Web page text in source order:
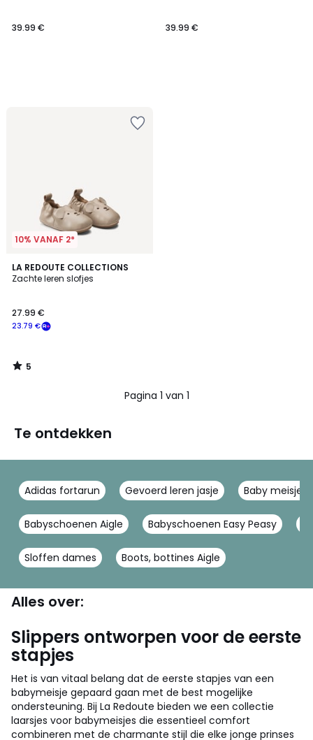
39.99 € 39.99 €
10% VANAF 2*
LA REDOUTE COLLECTIONS
Zachte leren slofjes
23.79 €
27.99 €
5
/
5
/
Pagina 1 van 1
Te ontdekken
Adidas fortarun Gevoerd leren jasje Baby meisje
Babyschoenen Aigle Babyschoenen Easy Peasy
Sloffen dames Boots, bottines Aigle
Alles over:
Slippers ontworpen voor de eerste
stapjes
Het is van vitaal belang dat de eerste stapjes van een
babymeisje gepaard gaan met de best mogelijke
ondersteuning. Bij La Redoute bieden we een collectie
laarsjes voor babymeisjes die essentieel comfort
combineren met de charmante stijl die elke jonge prinses